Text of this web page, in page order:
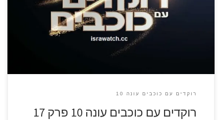
רוקדים עם כוכבים עונה 10
רוקדים עם כוכבים עונה 10 פרק 17